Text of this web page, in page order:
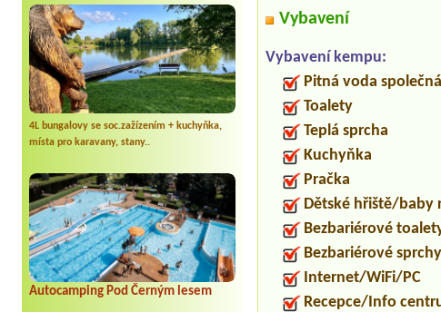
4L bungalovy se soc.zažízením + kuchyňka,
místa pro karavany, stany..
Autocamping Pod Černým lesem
Vybavení
Vybavení kempu:
Pitná voda společná
Toalety
Teplá sprcha
Kuchyňka
Pračka
Dětské hřiště/baby
Bezbariérové
Bezbariérové sprchy
Internet/WiFi/PC
Recepce/Info